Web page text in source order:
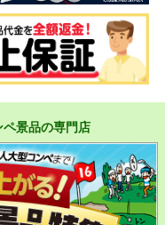
景品の専門店